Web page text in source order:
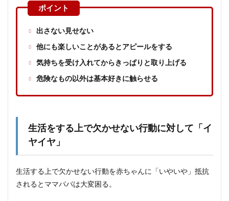
出さない見せない
他にも楽しいことがあるとアピールをする
気持ちを受け入れてからきっぱりと取り上げる
危険なもの以外は基本好きに触らせる
生活をする上で欠かせない行動に対して「イ
ヤイヤ」
生活する上で欠かせない行動を赤ちゃんに「いやいや」抵抗
されるとママパパは大変困る。